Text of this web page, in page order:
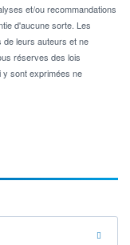
et/ou recommandations
d'aucune sorte. Les
de leurs auteurs et ne
réserves des lois
y sont exprimées ne